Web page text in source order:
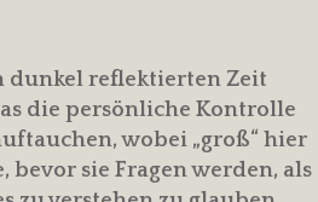
dunkel reflektierten Zeit
die persönliche Kontrolle
wobei „groß“ hier
bevor sie Fragen werden, als